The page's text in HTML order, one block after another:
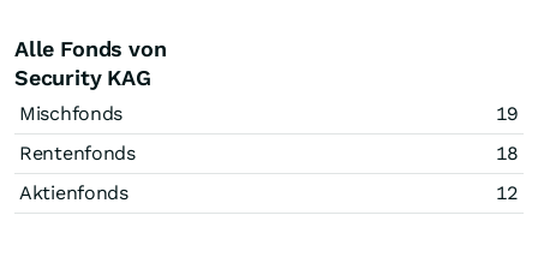
Alle Fonds von
Security KAG
Mischfonds
19
Rentenfonds
18
Aktienfonds
12